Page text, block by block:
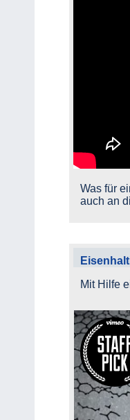
Was für
auch an
Mit Hilfe